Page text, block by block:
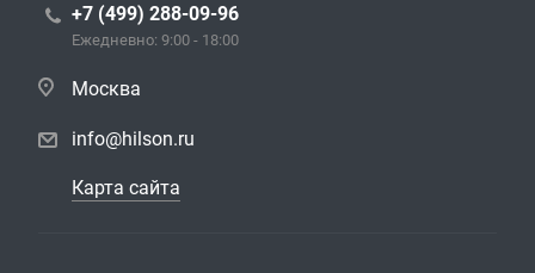
+7 (499) 288-09-96
Ежедневно: 9:00 - 18:00
Москва
info@hilson.ru
Карта сайта